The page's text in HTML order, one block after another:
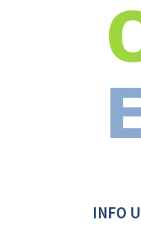
INFO